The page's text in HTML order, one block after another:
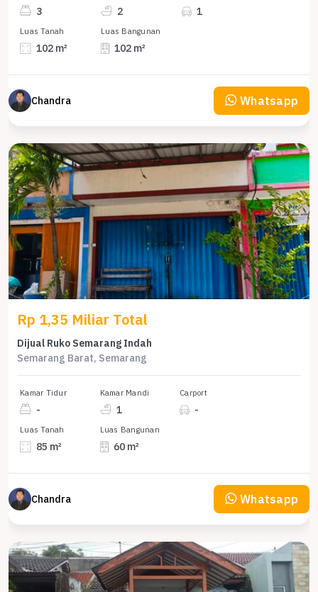
3 2 1
Luas Tanah
102 m²
Luas Bangunan
102 m²
Chandra Whatsapp
Rp 1,35 Miliar Total
Dijual Ruko Semarang Indah
Semarang Barat, Semarang
Kamar Tidur
-
Kamar Mandi
1
Carport
-
Luas Tanah
85 m²
Luas Bangunan
60 m²
Chandra Whatsapp